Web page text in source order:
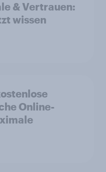
& Vertrauen:
wissen
Online-